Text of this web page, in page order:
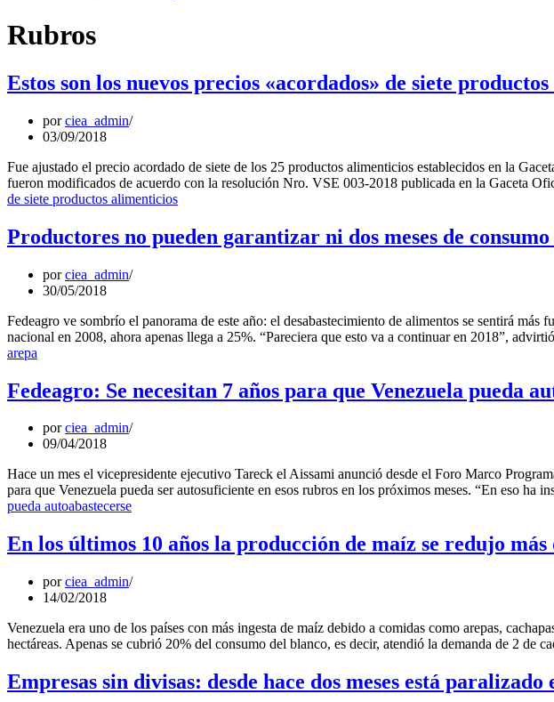
Rubros
Estos son los nuevos precios «acordados» de siete
porciea_admin
03/09/2018
Fue ajustado el precio acordado de siete de los 25 productos alimenticios establecidos en la
fueron modificados de acuerdo con la resolución Nro. VSE 003-2018 publicada en la Gaceta
de siete productos alimenticios
Productores no pueden garantizar ni dos meses de
porciea_admin
30/05/2018
Fedeagro ve sombrío el panorama de este año: el desabastecimiento de alimentos se sentirá
nacional en 2008, ahora apenas llega a 25%. “Pareciera que esto va a continuar en 2018”,
arepa
Fedeagro: Se necesitan 7 años para que Venezuela pueda
porciea_admin
09/04/2018
Hace un mes el vicepresidente ejecutivo Tareck el Aissami anunció desde el Foro Marco
para que Venezuela pueda ser autosuficiente en esos rubros en los próximos meses. “En eso
pueda autoabastecerse
En los últimos 10 años la producción de maíz se redujo más
porciea_admin
14/02/2018
Venezuela era uno de los países con más ingesta de maíz debido a comidas como arepas,
hectáreas. Apenas se cubrió 20% del consumo del blanco, es decir, atendió la demanda de 2 de
Empresas sin divisas: desde hace dos meses está paralizado